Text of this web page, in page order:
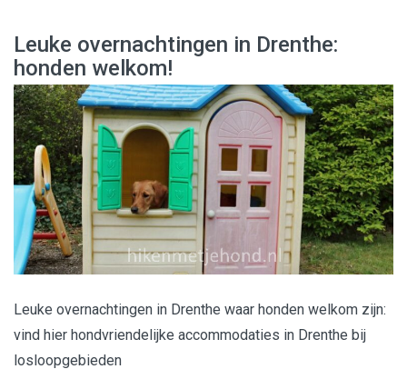
Leuke overnachtingen in Drenthe:
honden welkom!
Leuke overnachtingen in Drenthe waar honden welkom zijn:
vind hier hondvriendelijke accommodaties in Drenthe bij
losloopgebieden